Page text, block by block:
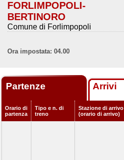
FORLIMPOPOLI-
BERTINORO
Comune di Forlimpopoli
Ora impostata: 04.00
Partenze Arrivi
Orario di
partenza
Tipo e n. di
treno
Stazione di arrivo
(orario di arrivo)